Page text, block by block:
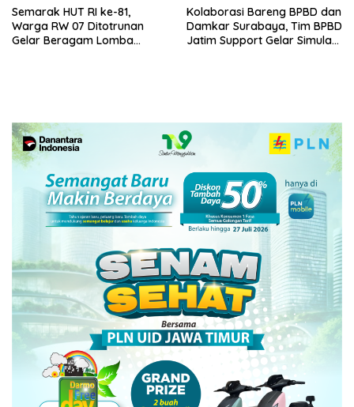
Semarak HUT RI ke-81,
Warga RW 07 Ditotrunan
Gelar Beragam Lomba
Kolaborasi Bareng BPBD dan
Damkar Surabaya, Tim BPBD
Jatim Support Gelar Simulasi